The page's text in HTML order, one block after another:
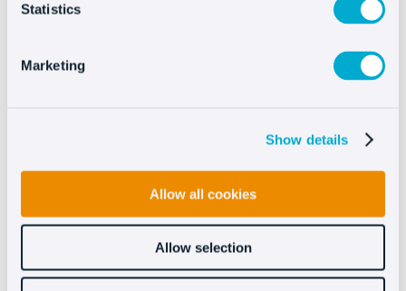
Statistics
Marketing
Show details
Allow all cookies
Allow selection
Prueba Gratis
More info